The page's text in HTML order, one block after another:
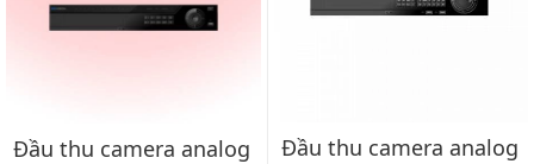
Đầu thu camera analog
Đầu thu camera analog